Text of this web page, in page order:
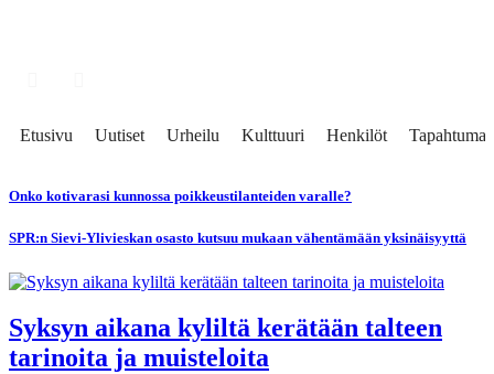
Etusivu Uutiset Urheilu Kulttuuri Henkilöt Tapahtumat
Onko kotivarasi kunnossa poikkeustilanteiden varalle?
SPR:n Sievi-Ylivieskan osasto kutsuu mukaan vähentämään yksinäisyyttä
Syksyn aikana kyliltä kerätään talteen
tarinoita ja muisteloita